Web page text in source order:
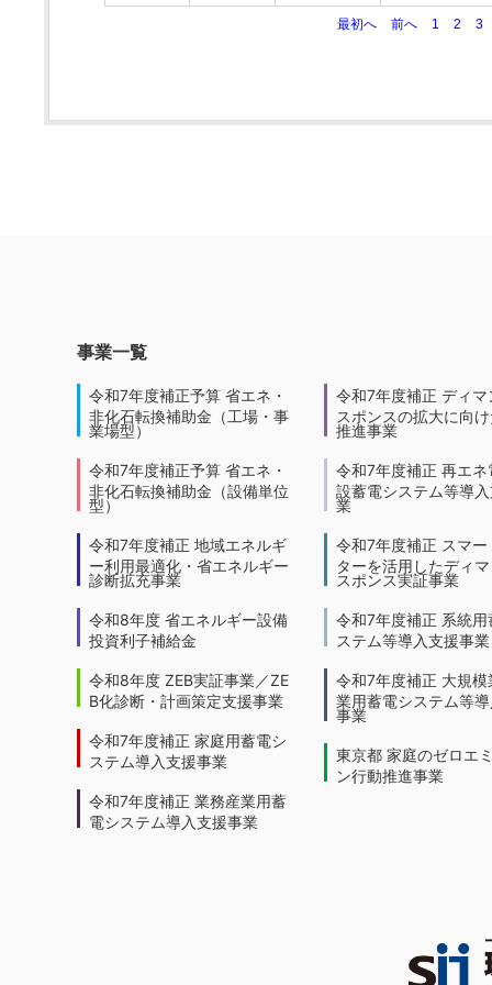
最初へ 前へ 1 2 3
事業一覧
令和7年度補正予算 省エネ・
非化石転換補助金（工場・事
業場型）
令和7年度補正予算 省エネ・
非化石転換補助金（設備単位
型）
令和7年度補正 地域エネルギ
ー利用最適化・省エネルギー
診断拡充事業
令和8年度 省エネルギー設備
投資利子補給金
令和8年度 ZEB実証事業／ZE
B化診断・計画策定支援事業
令和7年度補正 家庭用蓄電シ
ステム導入支援事業
令和7年度補正 業務産業用蓄
電システム導入支援事業
令和7年度補正 ディマ
スポンスの拡大に向
推進事業
令和7年度補正 再エネ
設蓄電システム等導
業
令和7年度補正 スマー
ターを活用したディ
スポンス実証事業
令和7年度補正 系統用
ステム等導入支援事業
令和7年度補正 大規模
業用蓄電システム等
事業
東京都 家庭のゼロエ
ン行動推進事業